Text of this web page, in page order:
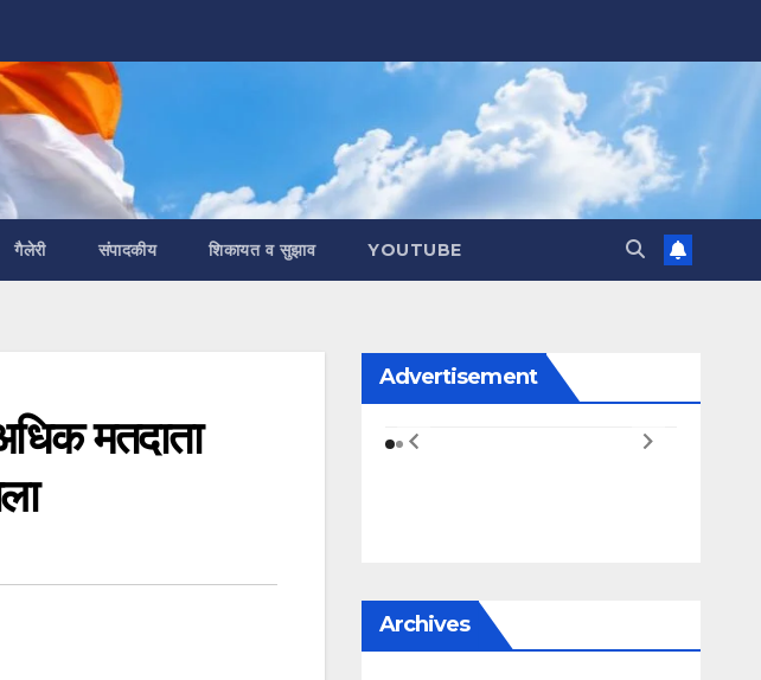
गैलेरी संपादकीय शिकायत व सुझाव YOUTUBE
मतदाता
Advertisement
Archives